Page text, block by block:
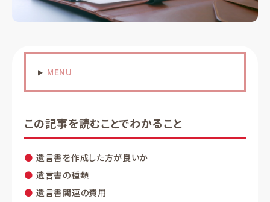
MENU
この記事を読むことでわかること
遺言書を作成した方が良いか
遺言書の種類
遺言書関連の費用